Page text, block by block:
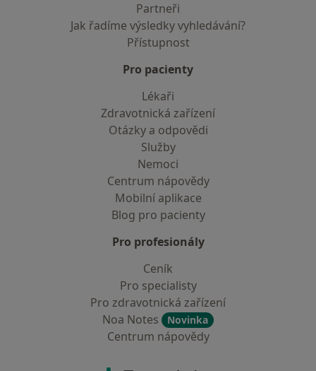
Partneři
Jak řadíme výsledky vyhledávání?
Přístupnost
Pro pacienty
Lékaři
Zdravotnická zařízení
Otázky a odpovědi
Služby
Nemoci
Centrum nápovědy
Mobilní aplikace
Blog pro pacienty
Pro profesionály
Ceník
Pro specialisty
Pro zdravotnická zařízení
Noa Notes
Novinka
Centrum nápovědy